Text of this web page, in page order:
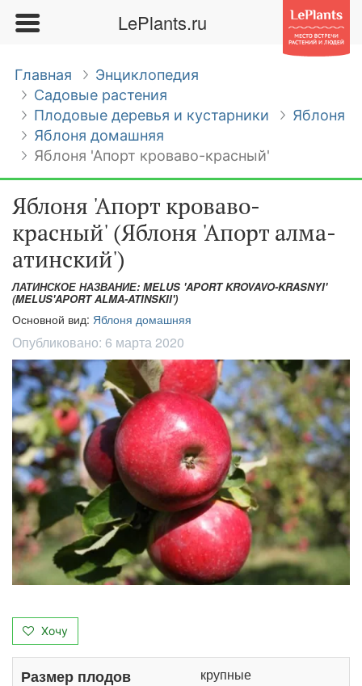
LePlants.ru
Главная
Энциклопедия
Садовые растения
Плодовые деревья и кустарники
Яблоня
Яблоня домашняя
Яблоня 'Апорт кроваво-красный'
Яблоня 'Апорт кроваво-
красный' (Яблоня 'Апорт алма-
атинский')
ЛАТИНСКОЕ НАЗВАНИЕ: MELUS 'APORT KROVAVO-KRASNYI'
(MELUS'APORT ALMA-ATINSKII')
Основной вид: Яблоня домашняя
Опубликовано: 6 марта 2020
Хочу
Размер плодов
крупные